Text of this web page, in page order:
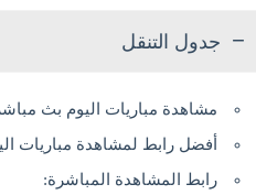
جدول التنقل
مشاهدة مباريات اليوم بث
أفضل رابط لمشاهدة مباريات
رابط المشاهدة المباشرة: